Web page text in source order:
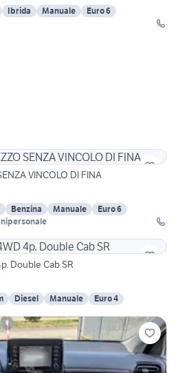
Ibrida Manuale
Euro 6
VINCOLO DI FINA
Benzina Manuale
Euro 6
Double Cab SR
Diesel Manuale Euro 4